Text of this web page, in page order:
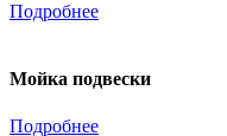
Подробнее
Мойка подвески
Подробнее